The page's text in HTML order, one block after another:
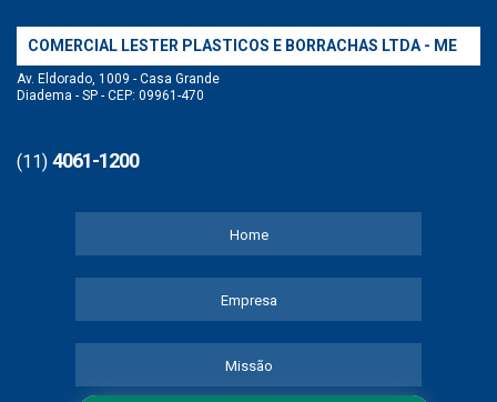
COMERCIAL LESTER PLASTICOS E BORRACHAS LTDA - ME
Av. Eldorado, 1009 - Casa Grande
Diadema - SP - CEP: 09961-470
(11) 4061-1200
Home
Empresa
Missão